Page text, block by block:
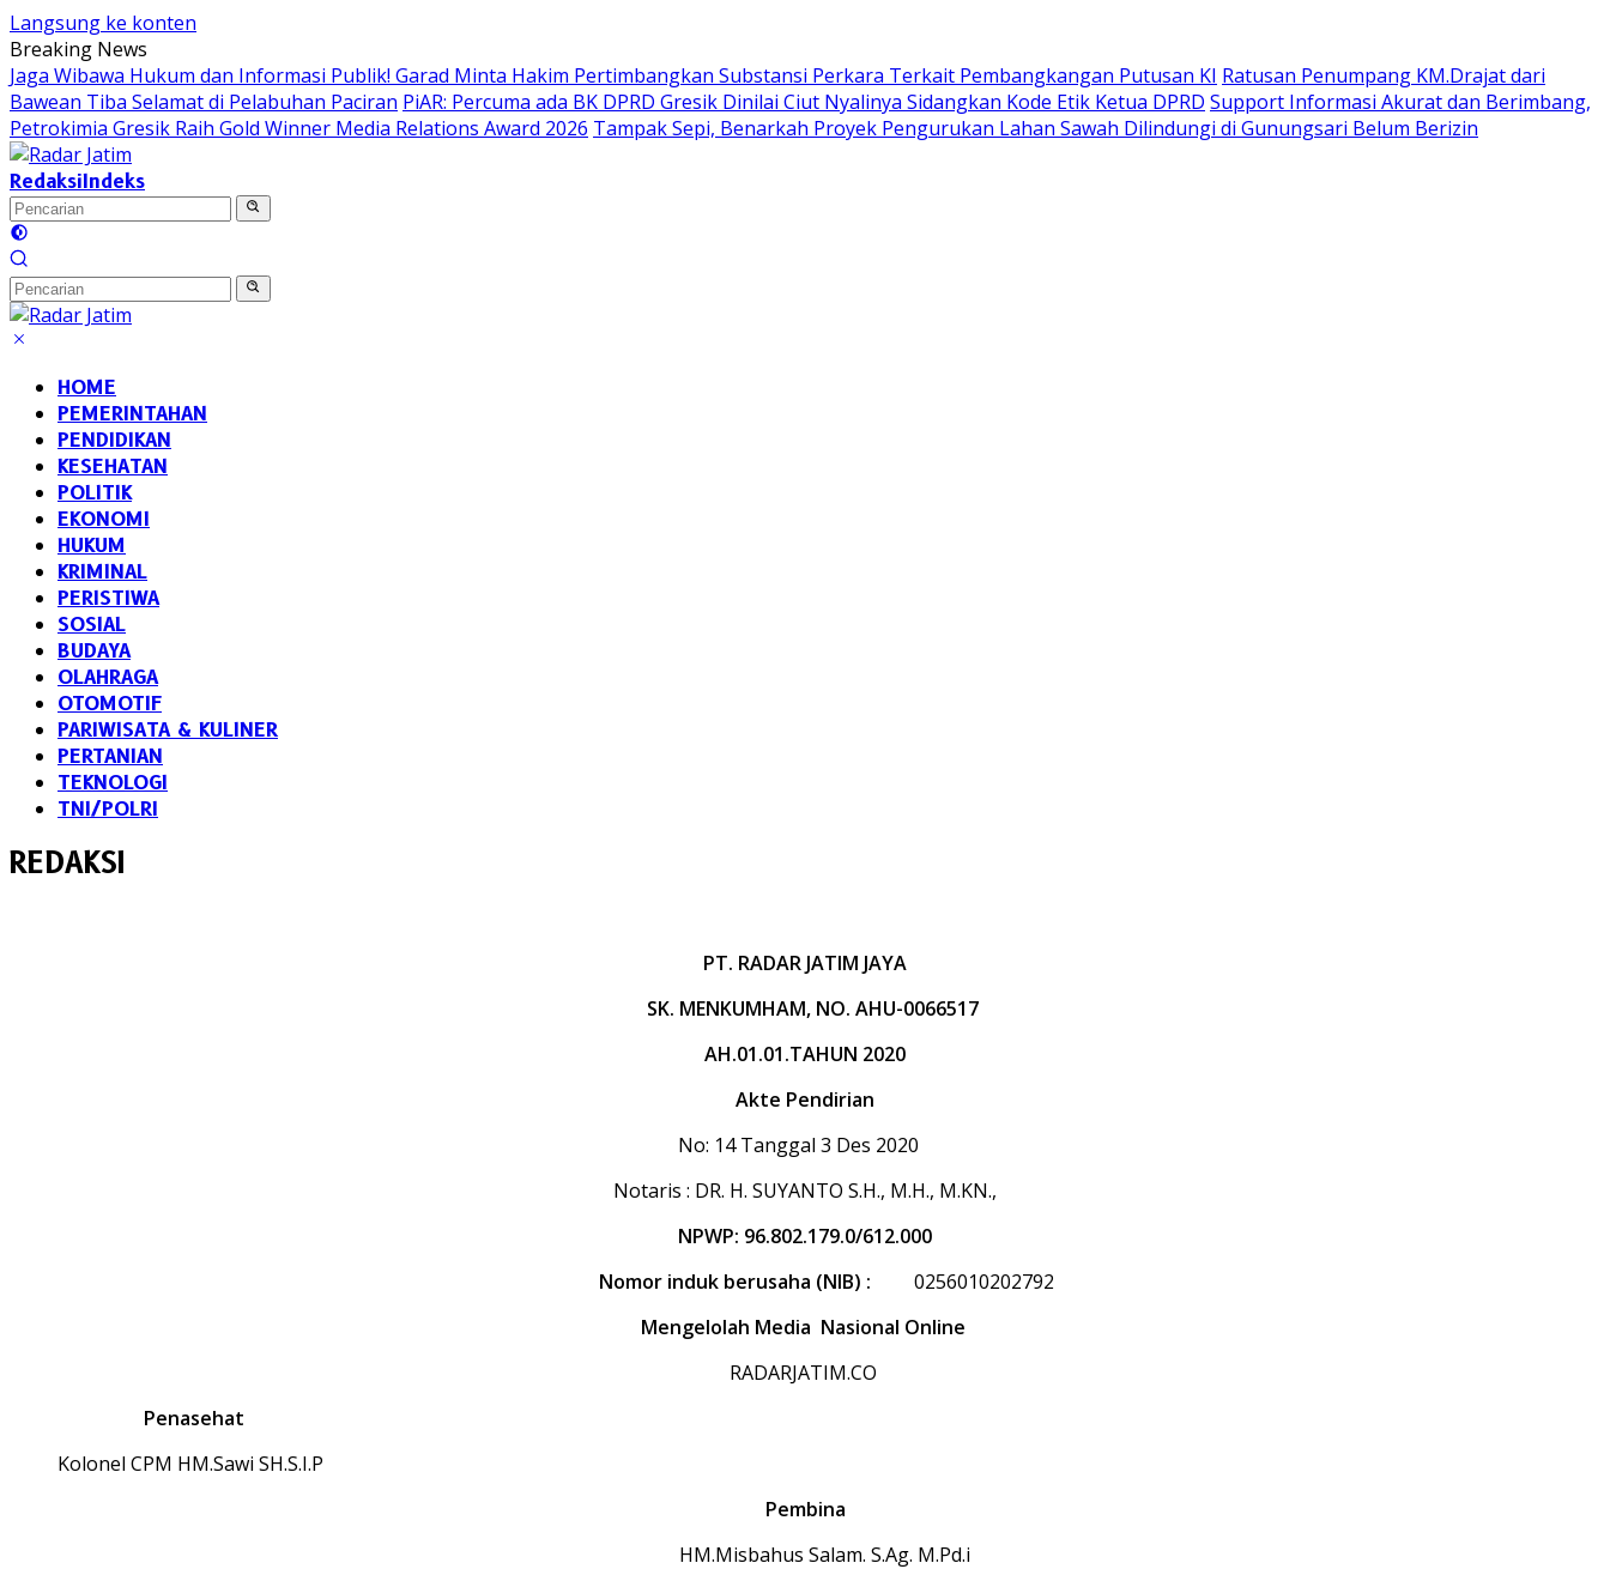
Langsung ke konten
Breaking News
Jaga Wibawa Hukum dan Informasi Publik! Garad Minta Hakim Pertimbangkan Substansi Perkara Terkait Pembangkangan Putusan KI Ratusan Penumpang KM.Drajat dari
Bawean Tiba Selamat di Pelabuhan Paciran PiAR: Percuma ada BK DPRD Gresik Dinilai Ciut Nyalinya Sidangkan Kode Etik Ketua DPRD Support Informasi Akurat dan Berimbang,
Petrokimia Gresik Raih Gold Winner Media Relations Award 2026 Tampak Sepi, Benarkah Proyek Pengurukan Lahan Sawah Dilindungi di Gunungsari Belum Berizin
RedaksiIndeks
HOME
PEMERINTAHAN
PENDIDIKAN
KESEHATAN
POLITIK
EKONOMI
HUKUM
KRIMINAL
PERISTIWA
SOSIAL
BUDAYA
OLAHRAGA
OTOMOTIF
PARIWISATA & KULINER
PERTANIAN
TEKNOLOGI
TNI/POLRI
REDAKSI
PT. RADAR JATIM JAYA
SK. MENKUMHAM, NO. AHU-0066517
AH.01.01.TAHUN 2020
Akte Pendirian
No: 14 Tanggal 3 Des 2020
Notaris : DR. H. SUYANTO S.H., M.H., M.KN.,
NPWP: 96.802.179.0/612.000
Nomor induk berusaha (NIB) : 0256010202792
Mengelolah Media Nasional Online
RADARJATIM.CO
Penasehat
Kolonel CPM HM.Sawi SH.S.I.P
Pembina
HM.Misbahus Salam. S.Ag. M.Pd.i